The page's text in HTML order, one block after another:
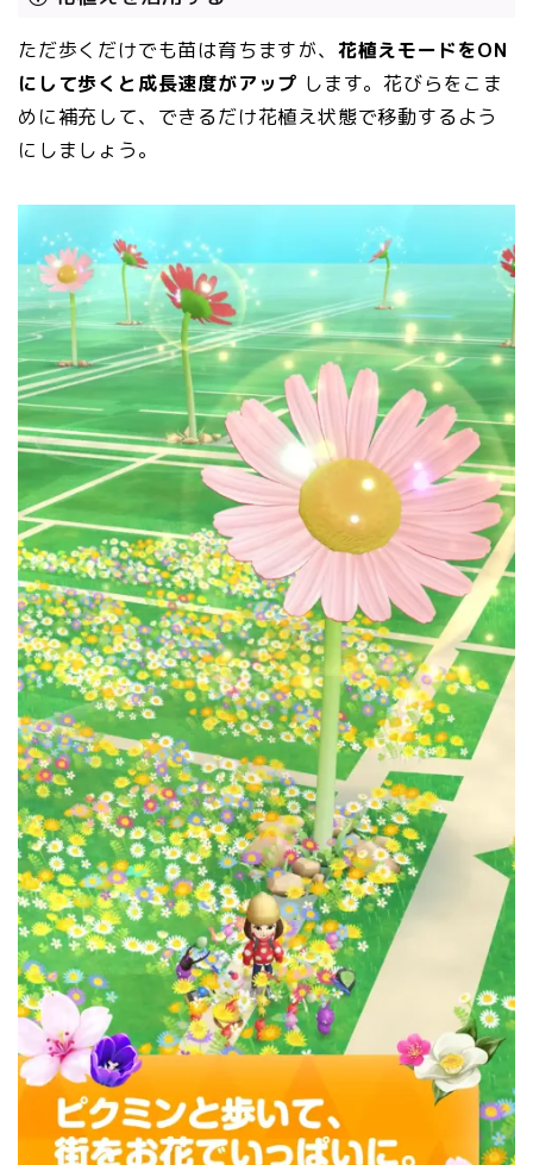
ただ歩くだけでも苗は育ちますが、 花植えモードをON
にして歩くと成長速度がアップ します。花びらをこま
めに補充して、できるだけ花植え状態で移動するよう
にしましょう。